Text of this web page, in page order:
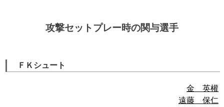
攻撃セットプレー時の関与選手
ＦＫシュート
金 英權
遠藤 保仁